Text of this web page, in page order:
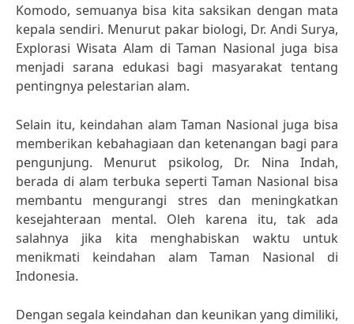
Komodo, semuanya bisa kita saksikan dengan mata
kepala sendiri. Menurut pakar biologi, Dr. Andi Surya,
Explorasi Wisata Alam di Taman Nasional juga bisa
menjadi sarana edukasi bagi masyarakat tentang
pentingnya pelestarian alam.
Selain itu, keindahan alam Taman Nasional juga bisa
memberikan kebahagiaan dan ketenangan bagi para
pengunjung. Menurut psikolog, Dr. Nina Indah,
berada di alam terbuka seperti Taman Nasional bisa
membantu mengurangi stres dan meningkatkan
kesejahteraan mental. Oleh karena itu, tak ada
salahnya jika kita menghabiskan waktu untuk
menikmati keindahan alam Taman Nasional di
Indonesia.
Dengan segala keindahan dan keunikan yang dimiliki,